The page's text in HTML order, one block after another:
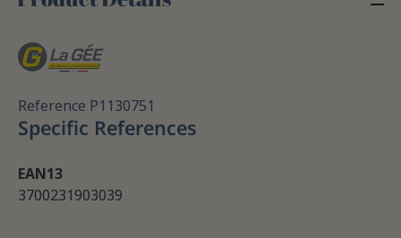
Reference P1130751
Specific References
EAN13
3700231903039